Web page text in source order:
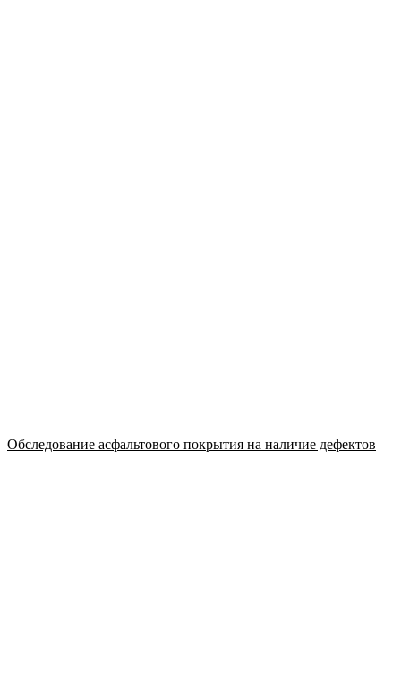
Обследование асфальтового покрытия на наличие дефектов